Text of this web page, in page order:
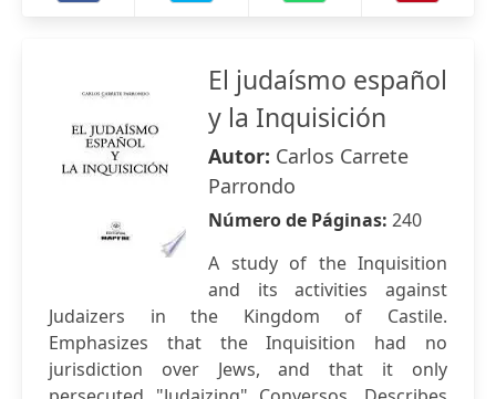
El judaísmo español
y la Inquisición
Autor: Carlos Carrete
Parrondo
Número de Páginas: 240
A study of the Inquisition
and its activities against
Judaizers in the Kingdom of Castile.
Emphasizes that the Inquisition had no
jurisdiction over Jews, and that it only